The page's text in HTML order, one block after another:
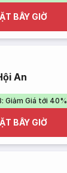
BÂY GIỜ
An
Giảm Giá tới 40%
BÂY GIỜ